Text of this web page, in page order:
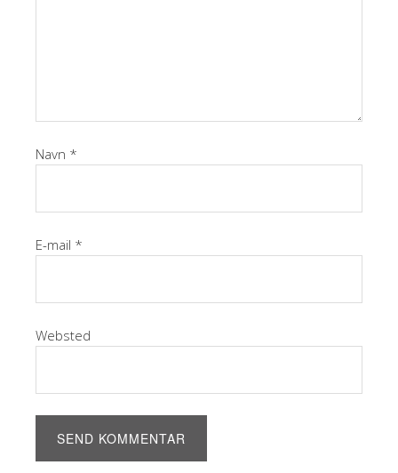
Navn *
E-mail *
Websted